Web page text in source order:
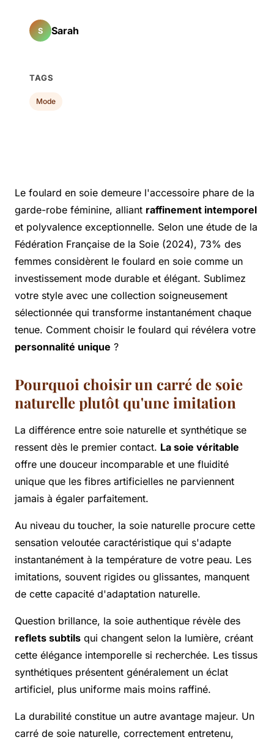
Le foulard en soie demeure l'accessoire phare de la
garde-robe féminine, alliant raffinement intemporel
et polyvalence exceptionnelle. Selon une étude de la
Fédération Française de la Soie (2024), 73% des
femmes considèrent le foulard en soie comme un
investissement mode durable et élégant. Sublimez
votre style avec une collection soigneusement
sélectionnée qui transforme instantanément chaque
tenue. Comment choisir le foulard qui révélera votre
personnalité unique ?
Pourquoi choisir un carré de soie
naturelle plutôt qu'une imitation
La différence entre soie naturelle et synthétique se
ressent dès le premier contact. La soie véritable
offre une douceur incomparable et une fluidité
unique que les fibres artificielles ne parviennent
jamais à égaler parfaitement.
Au niveau du toucher, la soie naturelle procure cette
sensation veloutée caractéristique qui s'adapte
instantanément à la température de votre peau. Les
imitations, souvent rigides ou glissantes, manquent
de cette capacité d'adaptation naturelle.
Question brillance, la soie authentique révèle des
reflets subtils qui changent selon la lumière, créant
cette élégance intemporelle si recherchée. Les tissus
synthétiques présentent généralement un éclat
artificiel, plus uniforme mais moins raffiné.
La durabilité constitue un autre avantage majeur. Un
carré de soie naturelle, correctement entretenu,
S Sarah
TAGS
Mode